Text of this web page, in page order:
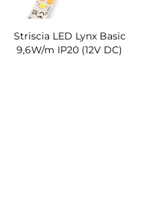
Striscia LED Lynx Basic
9,6W/m IP20 (12V DC)